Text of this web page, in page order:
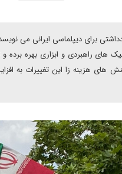
برای دیپلماسی ایرانی می
های راهبردی و ابزاری بهره برده
های هزینه زا این تغییرات به